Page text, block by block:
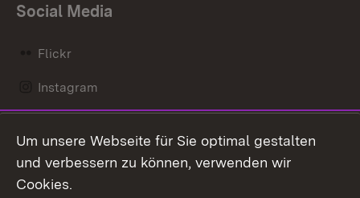
Social Media
Flickr
Instagram
Mastodon
Messenger
Um unsere Webseite für Sie optimal gestalten
und verbessern zu können, verwenden wir
Cookies.